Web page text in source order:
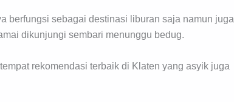
berfungsi sebagai destinasi liburan saja namun juga
dikunjungi sembari menunggu bedug.
rekomendasi terbaik di Klaten yang asyik juga